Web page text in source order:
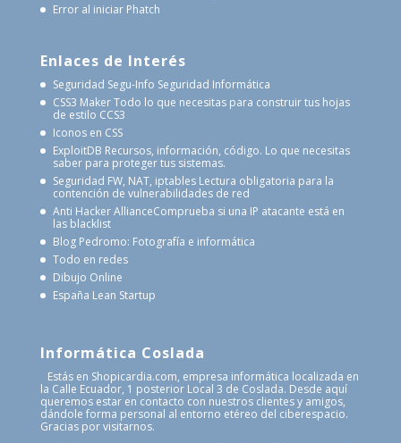
Error al iniciar Phatch
Enlaces de Interés
Seguridad Segu-Info Seguridad Informática
CSS3 MakerTodo lo que necesitas para construir tus hojas
de estilo CCS3
Iconos en CSS
ExploitDB Recursos, información, código. Lo que necesitas
saber para proteger tus sistemas.
Seguridad FW, NAT, iptablesLectura obligatoria para la
contención de vulnerabilidades de red
Anti Hacker AllianceComprueba si una IP atacante está en
las blacklist
Blog Pedromo: Fotografía e informática
Todo en redes
Dibujo Online
España Lean Startup
Informática Coslada
Estás en Shopicardia.com, empresa informática localizada en
la Calle Ecuador, 1 posterior Local 3 de Coslada. Desde aquí
queremos estar en contacto con nuestros clientes y amigos,
dándole forma personal al entorno etéreo del ciberespacio.
Gracias por visitarnos.